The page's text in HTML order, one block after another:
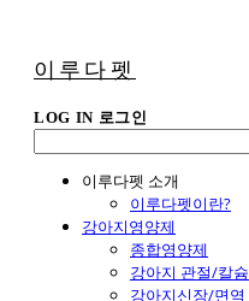
이루다펫
LOG IN 로그인
이루다펫 소개
이루다펫이란?
강아지영양제
종합영양제
강아지 관절/칼슘
강아지신장/면역